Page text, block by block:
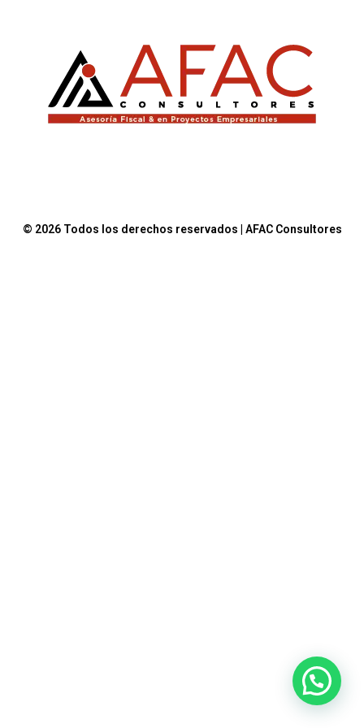
© 2026 Todos los derechos reservados | AFAC Consultores